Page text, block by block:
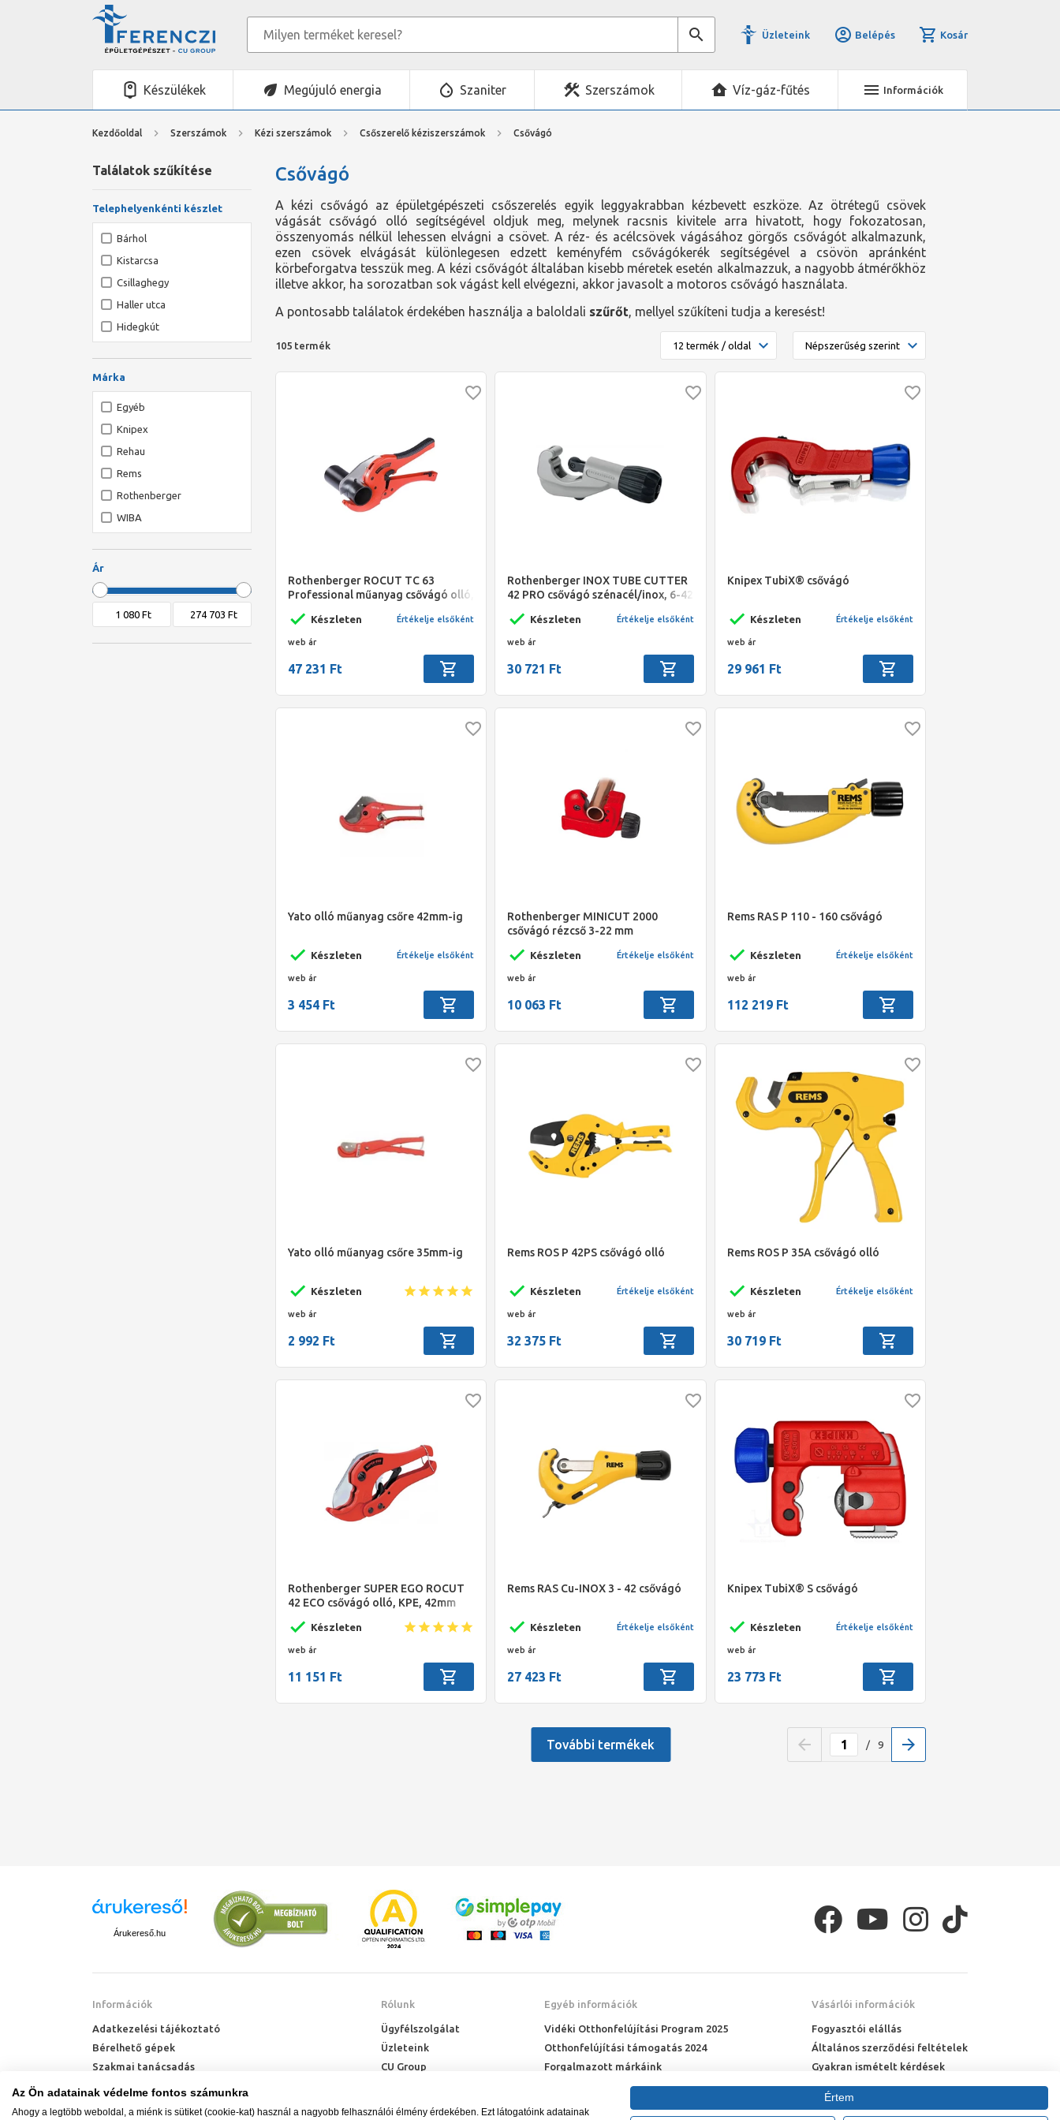
Üzleteink Belépés Kosár
Készülékek Megújuló energia Szaniter Szerszámok Víz-gáz-fűtés Információk
Kezdőoldal Szerszámok Kézi szerszámok Csőszerelő kéziszerszámok Csővágó
Csővágó
A kézi csővágó az épületgépészeti csőszerelés egyik leggyakrabban kézbevett eszköze. Az ötrétegű csövek
vágását csővágó olló segítségével oldjuk meg, melynek racsnis kivitele arra hivatott, hogy fokozatosan,
összenyomás nélkül lehessen elvágni a csövet. A réz- és acélcsövek vágásához görgős csővágót alkalmazunk,
ezen csövek elvágását különlegesen edzett keményfém csővágókerék segítségével a csövön apránként
körbeforgatva tesszük meg. A kézi csővágót általában kisebb méretek esetén alkalmazzuk, a nagyobb átmérőkhöz
illetve akkor, ha sorozatban sok vágást kell elvégezni, akkor javasolt a motoros csővágó használata.
A pontosabb találatok érdekében használja a baloldali szűrőt, mellyel szűkíteni tudja a keresést!
105 termék
Rothenberger ROCUT TC 63
Professional műanyag csővágó olló,
Készleten Értékelje elsőként
web ár
47 231 Ft
Rothenberger INOX TUBE CUTTER
42 PRO csővágó szénacél/inox, 6-42
Készleten Értékelje elsőként
web ár
30 721 Ft
Knipex TubiX® csővágó
Készleten Értékelje elsőként
web ár
29 961 Ft
Yato olló műanyag csőre 42mm-ig
Készleten Értékelje elsőként
web ár
3 454 Ft
Rothenberger MINICUT 2000
csővágó rézcső 3-22 mm
Készleten Értékelje elsőként
web ár
10 063 Ft
Rems RAS P 110 - 160 csővágó
Készleten Értékelje elsőként
web ár
112 219 Ft
Yato olló műanyag csőre 35mm-ig
Készleten
web ár
2 992 Ft
Rems ROS P 42PS csővágó olló
Készleten Értékelje elsőként
web ár
32 375 Ft
Rems ROS P 35A csővágó olló
Készleten Értékelje elsőként
web ár
30 719 Ft
Rothenberger SUPER EGO ROCUT
42 ECO csővágó olló, KPE, 42mm
Készleten
web ár
11 151 Ft
Rems RAS Cu-INOX 3 - 42 csővágó
Készleten Értékelje elsőként
web ár
27 423 Ft
Knipex TubiX® S csővágó
Készleten Értékelje elsőként
web ár
23 773 Ft
További termékek / 9
Találatok szűkítése
Telephelyenkénti készlet
Bárhol
Kistarcsa
Csillaghegy
Haller utca
Hidegkút
Márka
Egyéb
Knipex
Rehau
Rems
Rothenberger
WIBA
Ár
Árukereső.hu
Információk
Adatkezelési tájékoztató
Bérelhető gépek
Szakmai tanácsadás
Technik Cool Pro hőszivattyú tájékoztató
Rólunk
Ügyfélszolgálat
Üzleteink
CU Group
Egyéb információk
Vidéki Otthonfelújítási Program 2025
Otthonfelújítási támogatás 2024
Forgalmazott márkáink
Vásárlói információk
Fogyasztói elállás
Általános szerződési feltételek
Gyakran ismételt kérdések
Online rendelés menete
Fizetési feltételek
Az Ön adatainak védelme fontos számunkra
Ahogy a legtöbb weboldal, a miénk is sütiket (cookie-kat) használ a nagyobb felhasználói élmény érdekében. Ezt látogatóink adatainak
Értem